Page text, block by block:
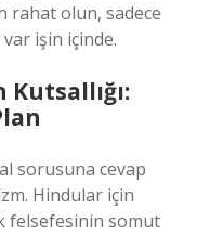
rahat olun, sadece
işin içinde.
sorusuna cevap
Hindular için
felsefesinin somut